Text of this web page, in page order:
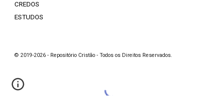
CREDOS
ESTUDOS
© 2019-2026 - Repositório Cristão - Todos os Direitos Reservados.